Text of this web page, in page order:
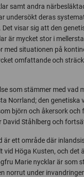
samt andra
undersökt deras
visar sig att den
är mycket stor i
med situationen på
omfattande och
som stämmer med vad
Norrland; den genetiska
björn och åkersork och
Ståhlberg och
är ett område där
vid Höga Kusten, och det
Marie nycklar är som
norrut under